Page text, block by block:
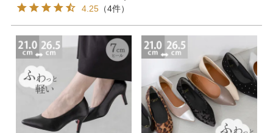
4.25（4件）